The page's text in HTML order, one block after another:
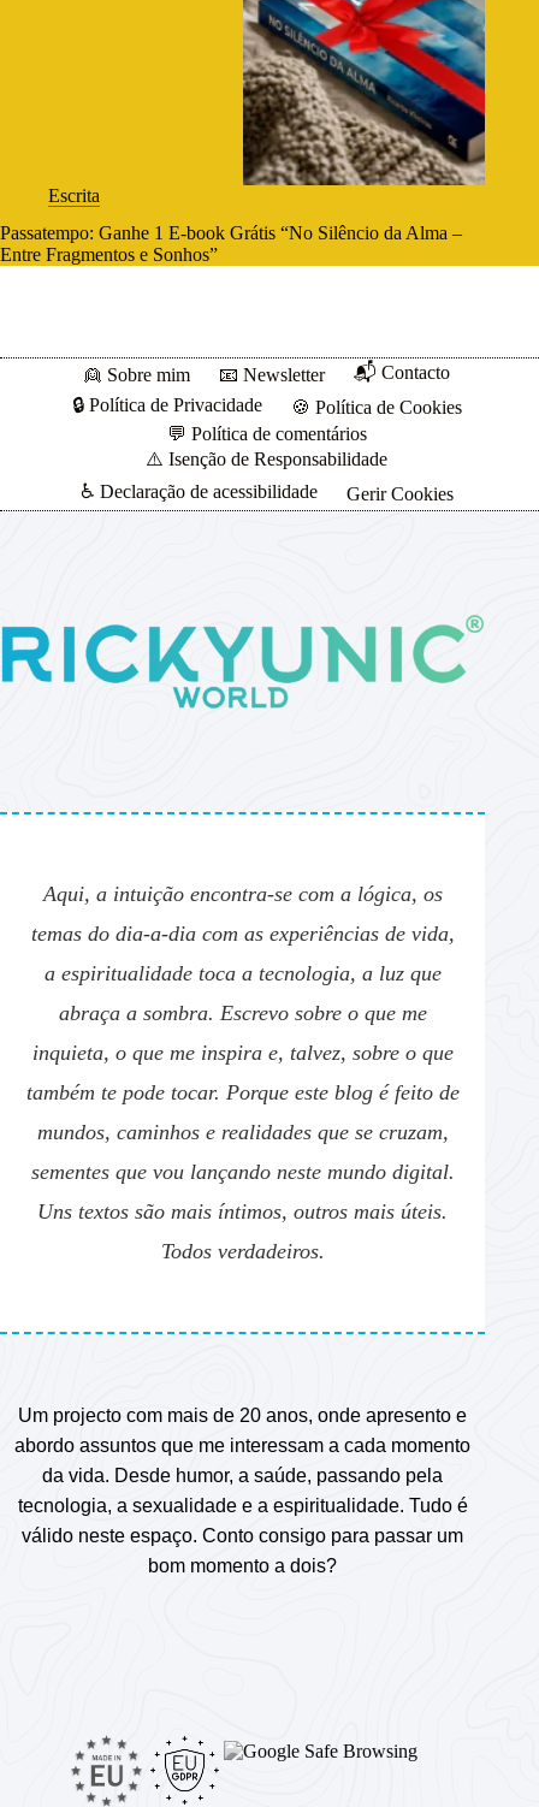
Escrita
Passatempo: Ganhe 1 E-book Grátis “No Silêncio da Alma –
Entre Fragmentos e Sonhos”
👱 Sobre mim 📧 Newsletter
📬 Contacto
🔒 Política de Privacidade
🍪 Política de Cookies
💬 Política de comentários
⚠️ Isenção de Responsabilidade
♿ Declaração de acessibilidade
Gerir Cookies
Aqui, a intuição encontra-se com a lógica, os
temas do dia-a-dia com as experiências de vida,
a espiritualidade toca a tecnologia, a luz que
abraça a sombra. Escrevo sobre o que me
inquieta, o que me inspira e, talvez, sobre o que
também te pode tocar. Porque este blog é feito de
mundos, caminhos e realidades que se cruzam,
sementes que vou lançando neste mundo digital.
Uns textos são mais íntimos, outros mais úteis.
Todos verdadeiros.
Um projecto com mais de 20 anos, onde apresento e
abordo assuntos que me interessam a cada momento
da vida. Desde humor, a saúde, passando pela
tecnologia, a sexualidade e a espiritualidade. Tudo é
válido neste espaço. Conto consigo para passar um
bom momento a dois?